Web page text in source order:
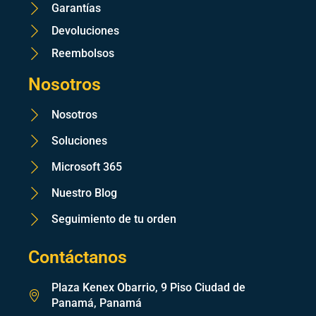
Garantías
Devoluciones
Reembolsos
Nosotros
Nosotros
Soluciones
Microsoft 365
Nuestro Blog
Seguimiento de tu orden
Contáctanos
Plaza Kenex Obarrio, 9 Piso Ciudad de
Panamá, Panamá